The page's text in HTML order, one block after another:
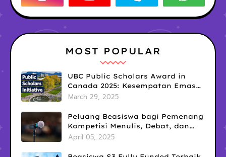
MOST POPULAR
UBC Public Scholars Award in
Canada 2025: Kesempatan Emas
untuk Meraih Pendanaan
March 29, 2025
Peluang Beasiswa bagi Pemenang
Kompetisi Menulis, Debat, dan
Public Speaking: Kesempatan
April 05, 2025